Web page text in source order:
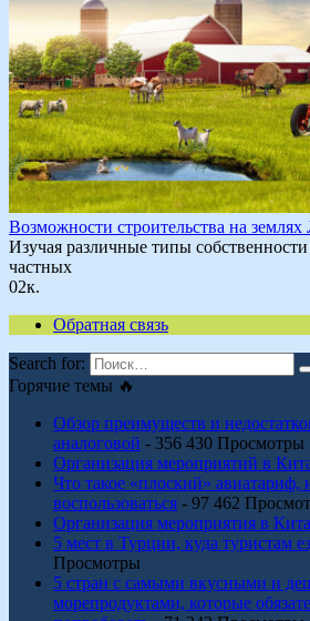
Возможности строительства на
Изучая различные типы
частных
02к.
Обратная связь
Search for:
Горячие темы 🔥
Обзор преимуществ и
аналоговой - 356 430 Просмотры
Организация мероприятий в
Что такое «плоский»
воспользоваться - 97 462
Организация мероприятия в
5 мест в Турции, куда туристам
Просмотры
5 стран с самыми вкусными и
морепродуктами, которые